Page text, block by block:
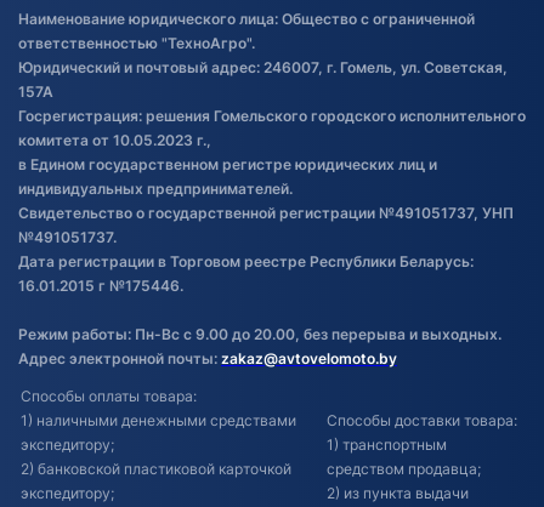
Обработка файлов cookie
Постановка транспорта на учет
Обновления в ЭПТС 2024
Наименование юридического лица: Общество с ограниченной
ответственностью "ТехноАгро".
Юридический и почтовый адрес: 246007, г. Гомель, ул. Советская,
157А
Госрегистрация: решения Гомельского городского исполнительного
комитета от 10.05.2023 г.,
в Едином государственном регистре юридических лиц и
индивидуальных предпринимателей.
Свидетельство о государственной регистрации №491051737, УНП
№491051737.
Дата регистрации в Торговом реестре Республики Беларусь:
16.01.2015 г №175446.
Режим работы: Пн-Вс с 9.00 до 20.00, без перерыва и выходных.
Адрес электронной почты: zakaz@avtovelomoto.by
Способы оплаты товара:
1) наличными денежными средствами
экспедитору;
2) банковской пластиковой карточкой
экспедитору;
Способы доставки товара:
1) транспортным
средством продавца;
2) из пункта выдачи